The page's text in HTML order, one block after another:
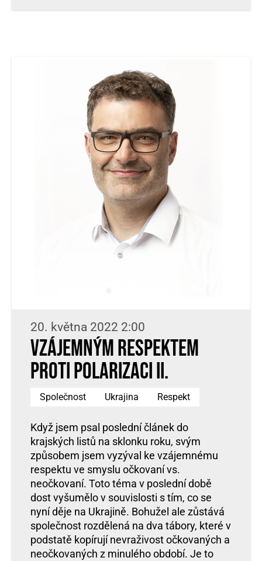
20. května 2022 2:00
Vzájemným respektem
proti polarizaci II.
Společnost Ukrajina Respekt
Když jsem psal poslední článek do
krajských listů na sklonku roku, svým
způsobem jsem vyzýval ke vzájemnému
respektu ve smyslu očkovaní vs.
neočkovaní. Toto téma v poslední době
dost vyšumělo v souvislosti s tím, co se
nyní děje na Ukrajině. Bohužel ale zůstává
společnost rozdělená na dva tábory, které v
podstatě kopírují nevraživost očkovaných a
neočkovaných z minulého období. Je to